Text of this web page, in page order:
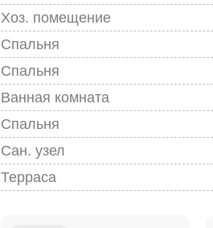
Хоз. помещение
Спальня
Спальня
Ванная комната
Спальня
Сан. узел
Терраса